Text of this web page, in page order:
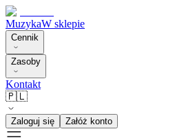
MuzykaW sklepie
Cennik
Zasoby
Kontakt
🇵🇱
Zaloguj się Załóż konto